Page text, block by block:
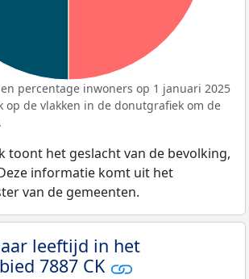
percentage inwoners op 1 januari 2025
op de vlakken in de donutgrafiek om de
toont het geslacht van de bevolking,
informatie komt uit het
van de gemeenten.
leeftijd in het
7887 CK